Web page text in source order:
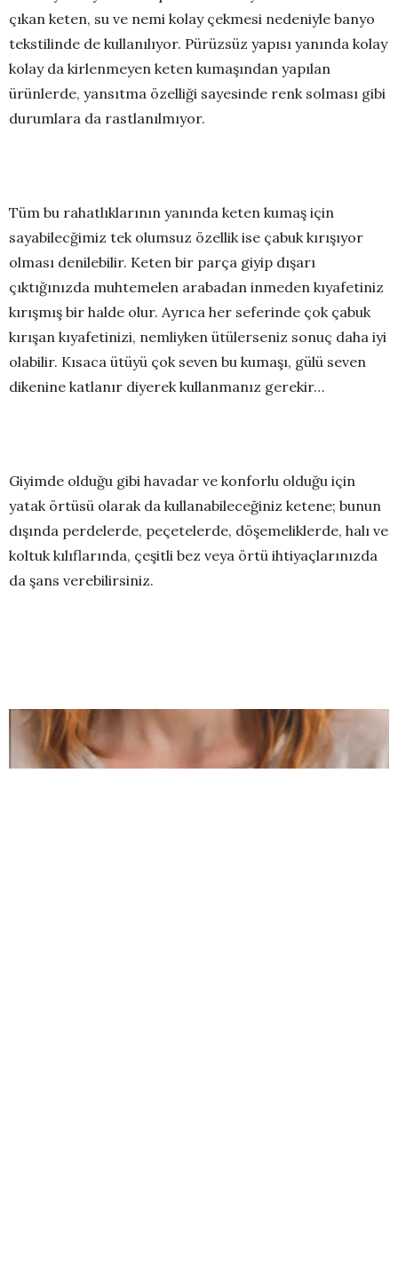
çıkan keten, su ve nemi kolay çekmesi nedeniyle banyo
tekstilinde de kullanılıyor. Pürüzsüz yapısı yanında kolay
kolay da kirlenmeyen keten kumaşından yapılan
ürünlerde, yansıtma özelliği sayesinde renk solması gibi
durumlara da rastlanılmıyor.
Tüm bu rahatlıklarının yanında keten kumaş için
sayabilecğimiz tek olumsuz özellik ise çabuk kırışıyor
olması denilebilir. Keten bir parça giyip dışarı
çıktığınızda muhtemelen arabadan inmeden kıyafetiniz
kırışmış bir halde olur. Ayrıca her seferinde çok çabuk
kırışan kıyafetinizi, nemliyken ütülerseniz sonuç daha iyi
olabilir. Kısaca ütüyü çok seven bu kumaşı, gülü seven
dikenine katlanır diyerek kullanmanız gerekir…
Giyimde olduğu gibi havadar ve konforlu olduğu için
yatak örtüsü olarak da kullanabileceğiniz ketene; bunun
dışında perdelerde, peçetelerde, döşemeliklerde, halı ve
koltuk kılıflarında, çeşitli bez veya örtü ihtiyaçlarınızda
da şans verebilirsiniz.